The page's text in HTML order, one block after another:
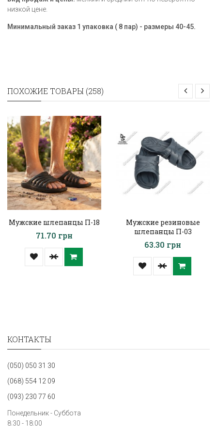
низкой цене.
Минимальный заказ 1 упаковка ( 8 пар) - размеры 40-45.
ПОХОЖИЕ ТОВАРЫ (258)
Мужские шлепанцы П-18
71.70 грн
Мужские резиновые
шлепанцы П-03
63.30 грн
КОНТАКТЫ
(050) 050 31 30
(068) 554 12 09
(093) 230 77 60
Понедельник - Суббота
8:30 - 18:00